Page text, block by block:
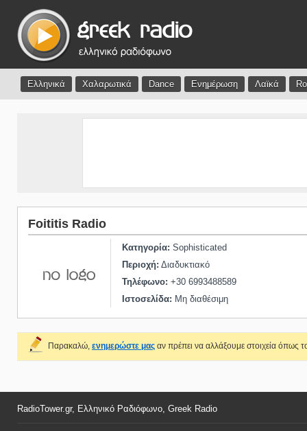
Ελληνικά Χαλαρωτικά Dance Ενημέρωση Λαϊκά
Foititis Radio
Κατηγορία: Sophisticated
Περιοχή: Διαδυκτιακό
Τηλέφωνο: +30 6993488589
Ιστοσελίδα: Μη διαθέσιμη
Παρακαλώ, ενημερώστε μας αν πρέπει να αλλάξουμε στοιχεία όπως
RadioTower.gr, Ελληνικό Ραδιόφωνο, Greek Radio